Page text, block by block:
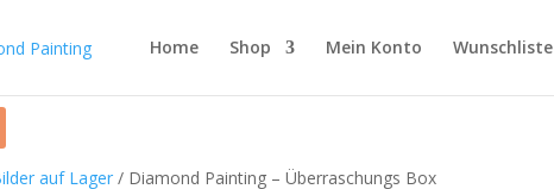
Home Shop Mein Konto Wunschliste
auf Lager / Diamond Painting – Überraschungs Box